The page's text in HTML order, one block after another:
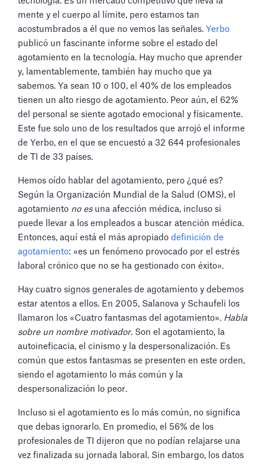
mente y el cuerpo al límite, pero estamos tan
acostumbrados a él que no vemos las señales. Yerbo
publicó un fascinante informe sobre el estado del
agotamiento en la tecnología. Hay mucho que aprender
y, lamentablemente, también hay mucho que ya
sabemos. Ya sean 10 o 100, el 40% de los empleados
tienen un alto riesgo de agotamiento. Peor aún, el 62%
del personal se siente agotado emocional y físicamente.
Este fue solo uno de los resultados que arrojó el informe
de Yerbo, en el que se encuestó a 32 644 profesionales
de TI de 33 países.
Hemos oído hablar del agotamiento, pero ¿qué es?
Según la Organización Mundial de la Salud (OMS), el
agotamiento no esuna afección médica, incluso si
puede llevar a los empleados a buscar atención médica.
Entonces, aquí está el más apropiado definición de
agotamiento: «es un fenómeno provocado por el estrés
laboral crónico que no se ha gestionado con éxito».
Hay cuatro signos generales de agotamiento y debemos
estar atentos a ellos. En 2005, Salanova y Schaufeli los
llamaron los «Cuatro fantasmas del agotamiento». Habla
sobre un nombre motivador. Son el agotamiento, la
autoineficacia, el cinismo y la despersonalización. Es
común que estos fantasmas se presenten en este orden,
siendo el agotamiento lo más común y la
despersonalización lo peor.
Incluso si el agotamiento es lo más común, no significa
que debas ignorarlo. En promedio, el 56% de los
profesionales de TI dijeron que no podían relajarse una
vez finalizada su jornada laboral. Sin embargo, los datos